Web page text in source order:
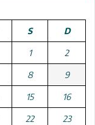
S D
1 2
8 9
15 16
22 23